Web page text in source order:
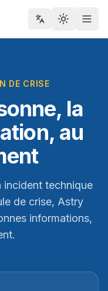
Toggle
DE CRISE
la
au
incident technique
de crise, Astry
informations,